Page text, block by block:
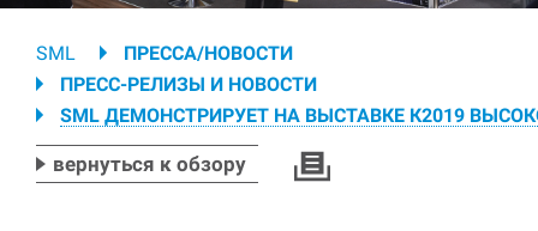
Breadcrumb
SML
ПРЕССА/НОВОСТИ
ПРЕСС-РЕЛИЗЫ И НОВОСТИ
SML ДЕМОНСТРИРУЕТ НА ВЫСТАВКЕ К2019
вернуться к обзору